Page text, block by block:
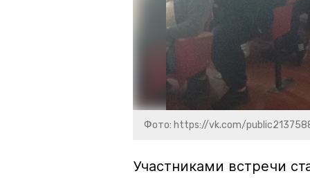
Фото: https://vk.com/
Участниками встречи